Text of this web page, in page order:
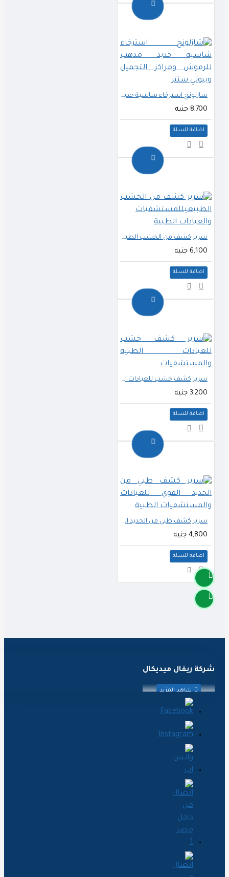
شازلونج استرخاء شاسية حديد مذهب للرموش ومراكز التجميل وبيوتي سنتر
8,700 جنيه
اضافة للسلة
سرير كشف من الخشب الطبيعيللمستشفيات والعيادات الطبية
6,100 جنيه
اضافة للسلة
سرير كشف خشب للعيادات الطبية والمستشفيات
3,200 جنيه
اضافة للسلة
سرير كشف طبي من الحديد القوي للعيادات والمستشفيات الطبية
4,800 جنيه
اضافة للسلة
ريفال ميديكال